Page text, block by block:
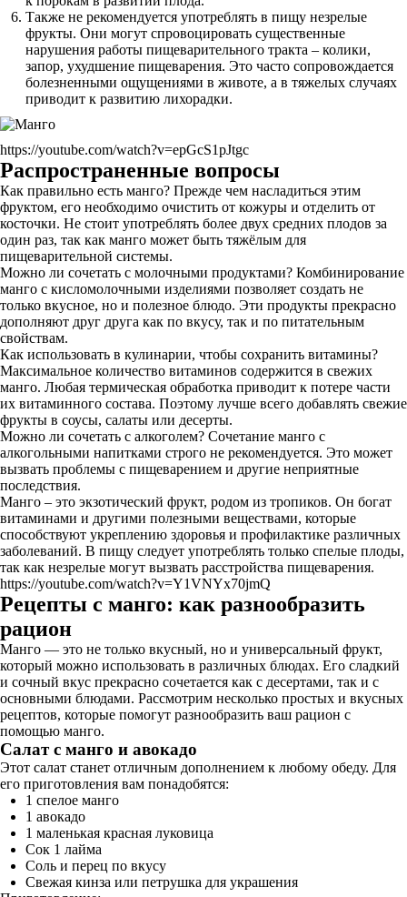
Также не рекомендуется употреблять в пищу незрелые
фрукты. Они могут спровоцировать существенные
нарушения работы пищеварительного тракта – колики,
запор, ухудшение пищеварения. Это часто сопровождается
болезненными ощущениями в животе, а в тяжелых случаях
приводит к развитию лихорадки.
https://youtube.com/watch?v=epGcS1pJtgc
Распространенные вопросы
Как правильно есть манго? Прежде чем насладиться этим
фруктом, его необходимо очистить от кожуры и отделить от
косточки. Не стоит употреблять более двух средних плодов за
один раз, так как манго может быть тяжёлым для
пищеварительной системы.
Можно ли сочетать с молочными продуктами? Комбинирование
манго с кисломолочными изделиями позволяет создать не
только вкусное, но и полезное блюдо. Эти продукты прекрасно
дополняют друг друга как по вкусу, так и по питательным
свойствам.
Как использовать в кулинарии, чтобы сохранить витамины?
Максимальное количество витаминов содержится в свежих
манго. Любая термическая обработка приводит к потере части
их витаминного состава. Поэтому лучше всего добавлять свежие
фрукты в соусы, салаты или десерты.
Можно ли сочетать с алкоголем? Сочетание манго с
алкогольными напитками строго не рекомендуется. Это может
вызвать проблемы с пищеварением и другие неприятные
последствия.
Манго – это экзотический фрукт, родом из тропиков. Он богат
витаминами и другими полезными веществами, которые
способствуют укреплению здоровья и профилактике различных
заболеваний. В пищу следует употреблять только спелые плоды,
так как незрелые могут вызвать расстройства пищеварения.
https://youtube.com/watch?v=Y1VNYx70jmQ
Рецепты с манго: как разнообразить
рацион
Манго — это не только вкусный, но и универсальный фрукт,
который можно использовать в различных блюдах. Его сладкий
и сочный вкус прекрасно сочетается как с десертами, так и с
основными блюдами. Рассмотрим несколько простых и вкусных
рецептов, которые помогут разнообразить ваш рацион с
помощью манго.
Салат с манго и авокадо
Этот салат станет отличным дополнением к любому обеду. Для
его приготовления вам понадобятся:
1 спелое манго
1 авокадо
1 маленькая красная луковица
Сок 1 лайма
Соль и перец по вкусу
Свежая кинза или петрушка для украшения